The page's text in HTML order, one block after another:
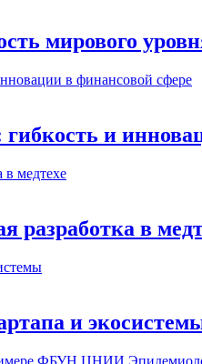
мирового
и
разработка в
и